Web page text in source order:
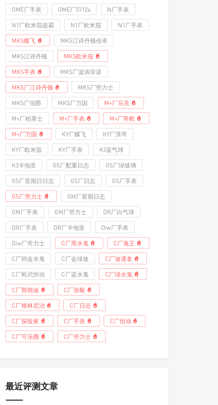
OME厂手表 OME厂5712a N厂手表
N1厂欧米茄超霸 N1厂欧米茄 N1厂手表
MKS蝶飞 MKS江诗丹顿传承
MKS江诗丹顿 MKS欧米茄
MKS手表 MKS厂波涛菲诺
MKS厂江诗丹顿 MKS厂劳力士
MKS厂伯爵 MKS厂万国 M+厂马克
M+厂柏莱士 M+厂手表 M+厂帝舵
M+厂万国 KY厂蝶飞 KY厂浪琴
KY厂欧米茄 KY厂手表 K3蓝气球
K3卡地亚 GS厂配重日志 GS厂绿玻璃
GS厂星期日日志 GS厂日志 GS厂手表
GS厂劳力士 GM厂星期日志
GM厂手表 GM厂劳力士 DR厂白气球
DR厂手表 DR厂卡地亚 Diw厂手表
Diw厂劳力士 C厂黑水鬼 C厂鬼王
C厂间金水鬼 C厂金绿迪 C厂迪通拿
C厂蚝式恒动 C厂蓝水鬼 C厂绿水鬼
C厂熊猫迪 C厂游艇
C厂格林尼治 C厂日志
C厂探险家 C厂手表 C厂恒动
C厂可乐圈 C厂劳力士
最近评测文章